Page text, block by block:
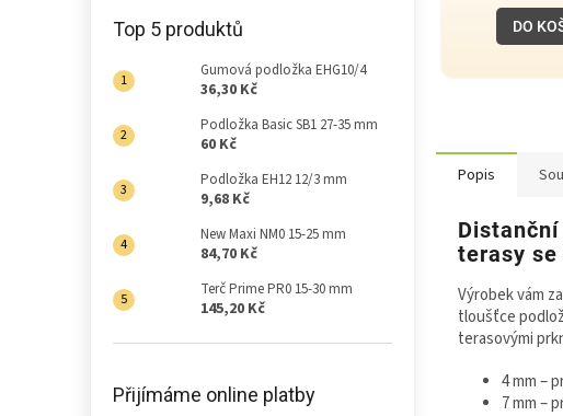
Top 5 produktů
Gumová podložka EHG10/4
36,30 Kč
Podložka Basic SB1 27-35 mm
60 Kč
Podložka EH12 12/3 mm
9,68 Kč
New Maxi NM0 15-25 mm
84,70 Kč
Terč Prime PR0 15-30 mm
145,20 Kč
Přijímáme online platby
DO
Popis
terasy se
Výrobek vám
tloušťce
terasovými
4 mm –
7 mm –